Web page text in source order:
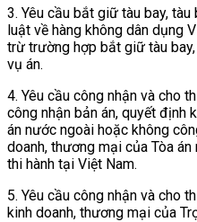
3. Yêu cầu bắt giữ tàu bay,
luật về hàng không dân dụng
trừ trường hợp bắt giữ tàu
vụ án.
4. Yêu cầu công nhận và cho
công nhận bản án, quyết định
án nước ngoài hoặc không
doanh, thương mại của Tòa
thi hành tại Việt Nam.
5. Yêu cầu công nhận và cho
kinh doanh, thương mại của